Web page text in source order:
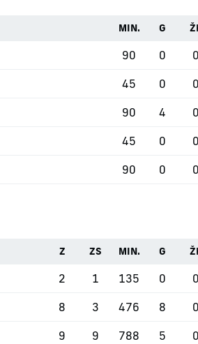
MIN. G
90 0 0
45 0 0
90 4 0
45 0 0
90 0 0
Z ZS MIN. G
2 1 135 0 0
8 3 476 8 0
9 9 788 5 0